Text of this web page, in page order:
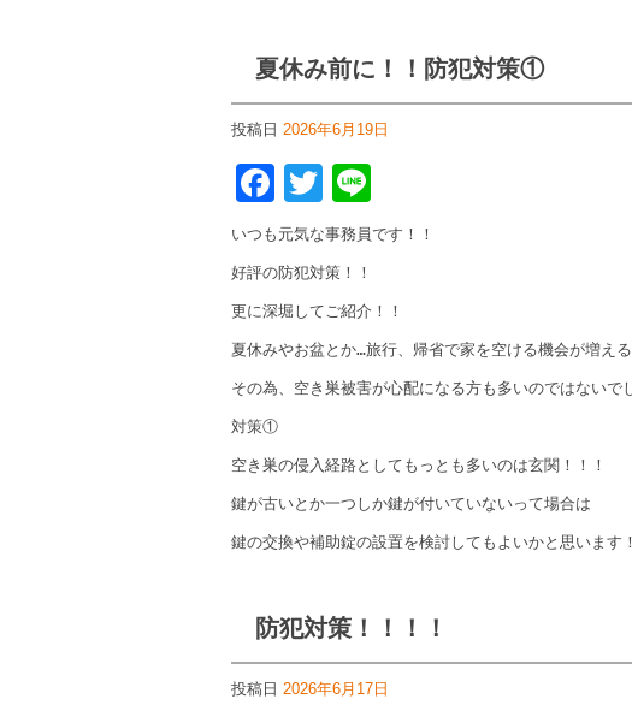
夏休み前に！！防犯対策①
投稿日 2026年6月19日
Facebook
Twitter
いつも元気な事務員です！！
好評の防犯対策！！
更に深堀してご紹介！！
夏休みやお盆とか…旅行、帰省で家を空ける機会が増える
その為、空き巣被害が心配になる方も多いのではないで
対策①
空き巣の侵入経路としてもっとも多いのは玄関！！！
鍵が古いとか一つしか鍵が付いていないって場合は
鍵の交換や補助錠の設置を検討してもよいかと思います
防犯対策！！！！
投稿日 2026年6月17日